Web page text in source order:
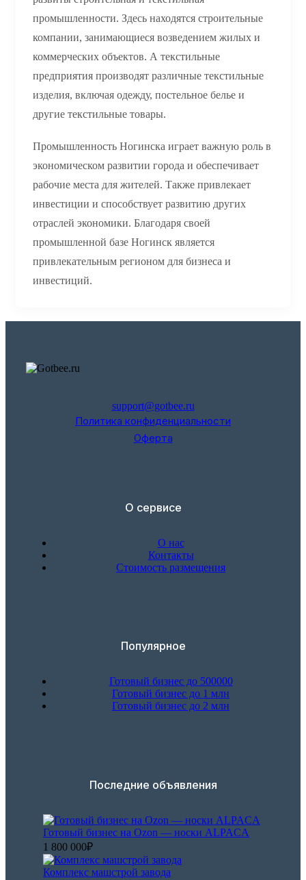
промышленности. Здесь находятся строительные
компании, занимающиеся возведением жилых и
коммерческих объектов. А текстильные
предприятия производят различные текстильные
изделия, включая одежду, постельное белье и
другие текстильные товары.
Промышленность Ногинска играет важную роль в
экономическом развитии города и обеспечивает
рабочие места для жителей. Также привлекает
инвестиции и способствует развитию других
отраслей экономики. Благодаря своей
промышленной базе Ногинск является
привлекательным регионом для бизнеса и
инвестиций.
support@gotbee.ru
Политика конфиденциальности
Оферта
О сервисе
О нас
Контакты
Стоимость размещения
Популярное
Готовый бизнес до 500000
Готовый бизнес до 1 млн
Готовый бизнес до 2 млн
Последние объявления
Готовый бизнес на Ozon — носки ALPACA
1 800 000₽
Комплекс машстрой завода